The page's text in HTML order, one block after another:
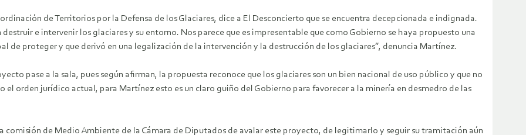
de Territorios por la Defensa de los Glaciares, dice a El Desconcierto que se encuentra decepcionada e indignada.
destruir e intervenir los glaciares y su entorno. Nos parece que es impresentable que como Gobierno se haya propuesto una
de proteger y que derivó en una legalización de la intervención y la destrucción de los glaciares”, denuncia Martínez.
pase a la sala, pues según afirman, la propuesta reconoce que los glaciares son un bien nacional de uso público y que no
orden jurídico actual, para Martínez esto es un claro guiño del Gobierno para favorecer a la minería en desmedro de las
comisión de Medio Ambiente de la Cámara de Diputados de avalar este proyecto, de legitimarlo y seguir su tramitación aún